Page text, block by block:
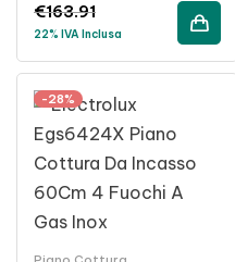
€163.91
22% IVA Inclusa
-28%